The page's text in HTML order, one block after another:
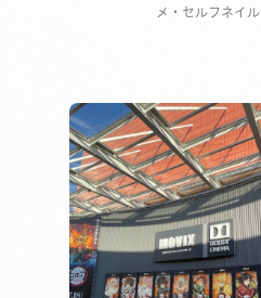
COMPANY
メ・セルフネイル